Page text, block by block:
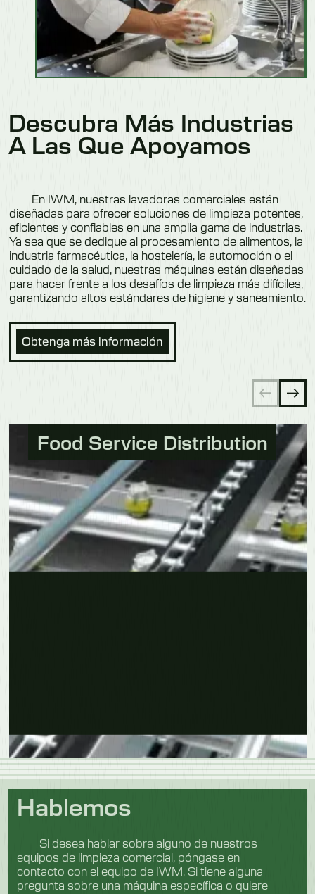
Descubra Más Industrias
A Las Que Apoyamos
En IWM, nuestras lavadoras comerciales están
diseñadas para ofrecer soluciones de limpieza potentes,
eficientes y confiables en una amplia gama de industrias.
Ya sea que se dedique al procesamiento de alimentos, la
industria farmacéutica, la hostelería, la automoción o el
cuidado de la salud, nuestras máquinas están diseñadas
para hacer frente a los desafíos de limpieza más difíciles,
garantizando altos estándares de higiene y saneamiento.
Obtenga más información
Food Service Distribution
Hablemos
Si desea hablar sobre alguno de nuestros
equipos de limpieza comercial, póngase en
contacto con el equipo de IWM. Si tiene alguna
pregunta sobre una máquina específica o quiere